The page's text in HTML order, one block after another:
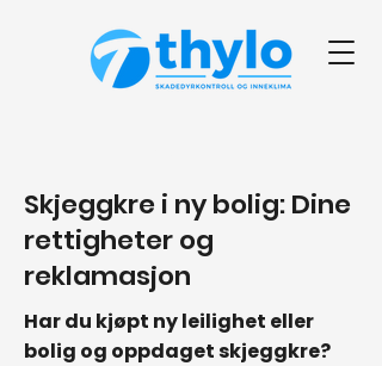
Skjeggkre i ny bolig: Dine
rettigheter og
reklamasjon
Har du kjøpt ny leilighet eller
bolig og oppdaget skjeggkre?